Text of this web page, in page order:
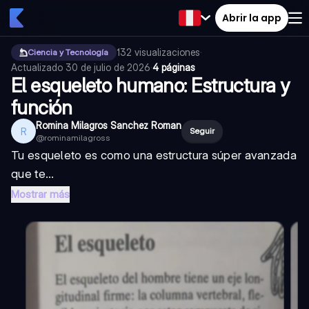
Abrir la app
Ciencia y Tecnología 132 visualizaciones·
Actualizado 30 de julio de 2026·4 páginas
El esqueleto humano: Estructura y
función
R Romina Milagros Sanchez Roman
@rominamilagross
Seguir
Tu esqueleto es como una estructura súper avanzada
que te...
Mostrar más